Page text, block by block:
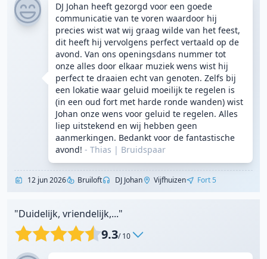
DJ Johan heeft gezorgd voor een goede
communicatie van te voren waardoor hij
precies wist wat wij graag wilde van het feest,
dit heeft hij vervolgens perfect vertaald op de
avond. Van ons openingsdans nummer tot
onze alles door elkaar muziek wens wist hij
perfect te draaien echt van genoten. Zelfs bij
een lokatie waar geluid moeilijk te regelen is
(in een oud fort met harde ronde wanden) wist
Johan onze wens voor geluid te regelen. Alles
liep uitstekend en wij hebben geen
aanmerkingen. Bedankt voor de fantastische
avond! - Thias | Bruidspaar
12 jun 2026 Bruiloft DJ Johan Vijfhuizen Fort 5
"Duidelijk, vriendelijk,..."
9.3/ 10